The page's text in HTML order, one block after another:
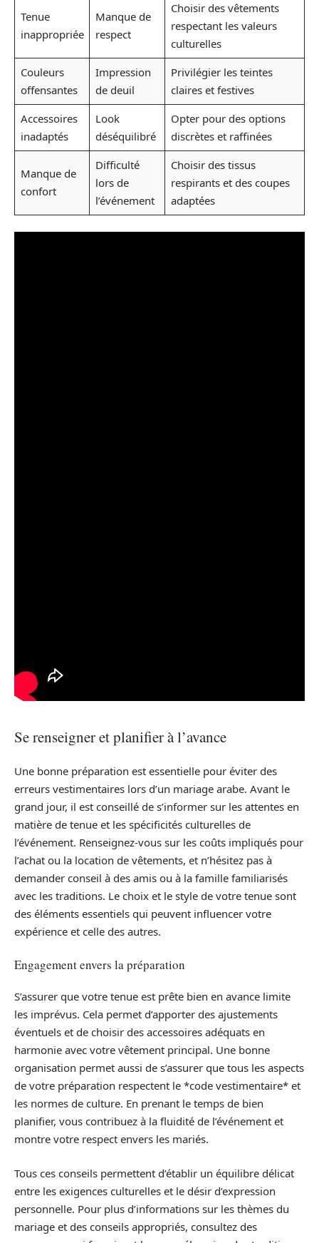
Tenue
inappropriée
Manque de
respect
Choisir des vêtements
respectant les valeurs
culturelles
Couleurs
offensantes
Impression
de deuil
Privilégier les teintes
claires et festives
Accessoires
inadaptés
Look
déséquilibré
Opter pour des options
discrètes et raffinées
Manque de
confort
Difficulté
lors de
l’événement
Choisir des tissus
respirants et des coupes
adaptées
Se renseigner et planifier à l’avance
Une bonne préparation est essentielle pour éviter des
erreurs vestimentaires lors d’un mariage arabe. Avant le
grand jour, il est conseillé de s’informer sur les attentes en
matière de tenue et les spécificités culturelles de
l’événement. Renseignez-vous sur les coûts impliqués pour
l’achat ou la location de vêtements, et n’hésitez pas à
demander conseil à des amis ou à la famille familiarisés
avec les traditions. Le choix et le style de votre tenue sont
des éléments essentiels qui peuvent influencer votre
expérience et celle des autres.
Engagement envers la préparation
S’assurer que votre tenue est prête bien en avance limite
les imprévus. Cela permet d’apporter des ajustements
éventuels et de choisir des accessoires adéquats en
harmonie avec votre vêtement principal. Une bonne
organisation permet aussi de s’assurer que tous les aspects
de votre préparation respectent le *code vestimentaire* et
les normes de culture. En prenant le temps de bien
planifier, vous contribuez à la fluidité de l’événement et
montre votre respect envers les mariés.
Tous ces conseils permettent d’établir un équilibre délicat
entre les exigences culturelles et le désir d’expression
personnelle. Pour plus d’informations sur les thèmes du
mariage et des conseils appropriés, consultez des